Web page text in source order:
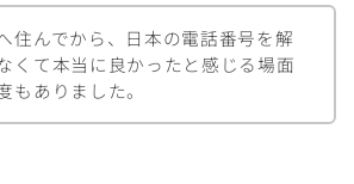
住んでから、日本の電話番号を解
くて本当に良かったと感じる場面
もありました。